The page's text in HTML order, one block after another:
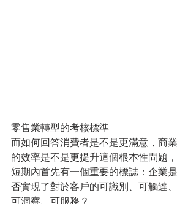
零售業轉型的考核標準
而如何回答消費者是不是更滿意，商業
的效率是不是更提升這個根本性問題，
短期內首先有一個重要的標誌：企業是
否實現了對於客戶的可識別、可觸達、